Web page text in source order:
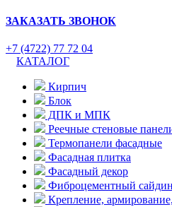
ЗАКАЗАТЬ ЗВОНОК
+7 (4722) 77 72 04
КАТАЛОГ
Кирпич
Блок
ДПК и МПК
Реечные стеновые
Термопанели фасадные
Фасадная плитка
Фасадный декор
Фиброцементный
Крепление,